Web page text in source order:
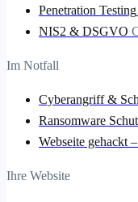
Penetration Testing
NIS2 & DSGVO
Im Notfall
Cyberangriff &
Ransomware
Webseite gehackt
Ihre Website